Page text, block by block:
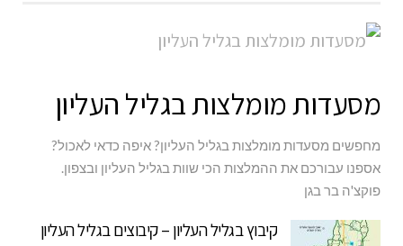
מסעדות מומלצות בגליל העליון
מחפשים מסעדות מומלצות בגליל העליון? איפה כדאי לאכול?
אספנו עבורכם את ההמלצות הכי שוות בגליל העליון ובצפון.
פוקצ'ה בר בגן
קיבוץ בגליל העליון – קיבוצים בגליל העליון